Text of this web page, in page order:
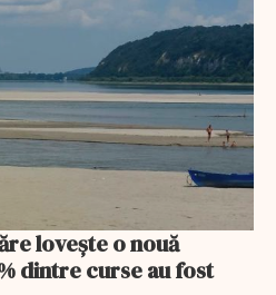
lovește o nouă
dintre curse au fost